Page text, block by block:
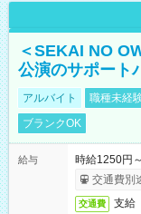
＜SEKAI NO
公演のサポート
アルバイト 職種未経
ブランクOK
給与
時給1250円～
交通費別
交通費 支給